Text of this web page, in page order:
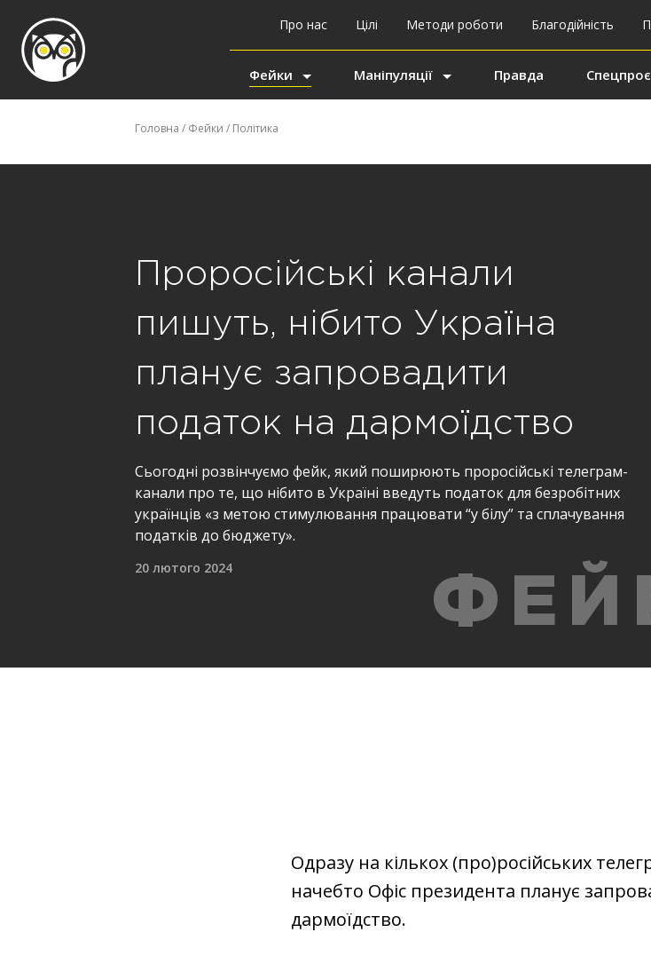
Про нас Цілі Методи роботи Благодійність
Фейки Маніпуляції Правда
Головна / Фейки / Політика
Проросійські канали
пишуть, нібито Україна
планує запровадити
податок на дармоїдство
Сьогодні розвінчуємо фейк, який поширюють проросійські телеграм-
канали про те, що нібито в Україні введуть податок для безробітних
українців «з метою стимулювання працювати “у білу” та сплачування
податків до бюджету».
20 лютого 2024
Одразу на кількох (про)російських
начебто Офіс президента планує
дармоїдство.